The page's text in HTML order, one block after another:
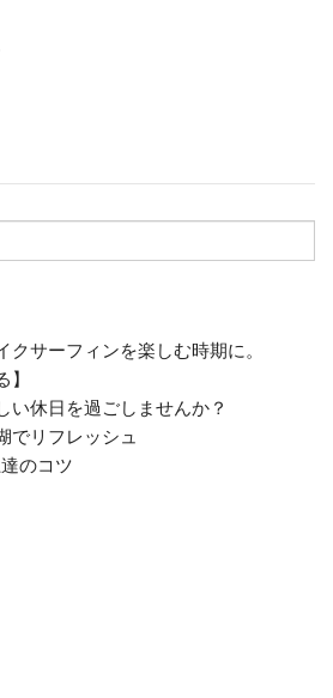
サーフィンを楽しむ時期に。
い休日を過ごしませんか？
でリフレッシュ
のコツ